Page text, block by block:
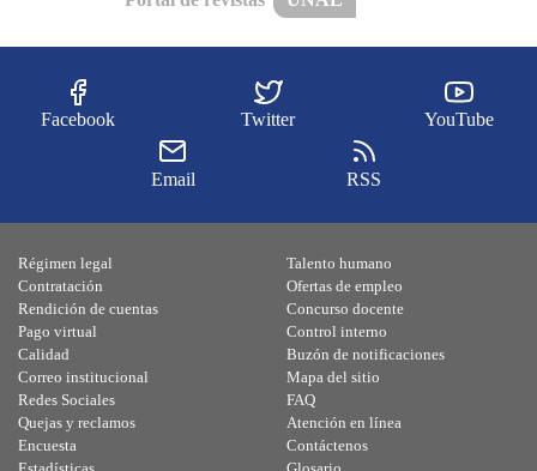
Facebook Twitter YouTube
Email RSS
Régimen legal
Contratación
Rendición de cuentas
Pago virtual
Calidad
Talento humano
Ofertas de empleo
Concurso docente
Control interno
Buzón de notificaciones
Correo institucional
Redes Sociales
Quejas y reclamos
Encuesta
Mapa del sitio
FAQ
Atención en línea
Contáctenos